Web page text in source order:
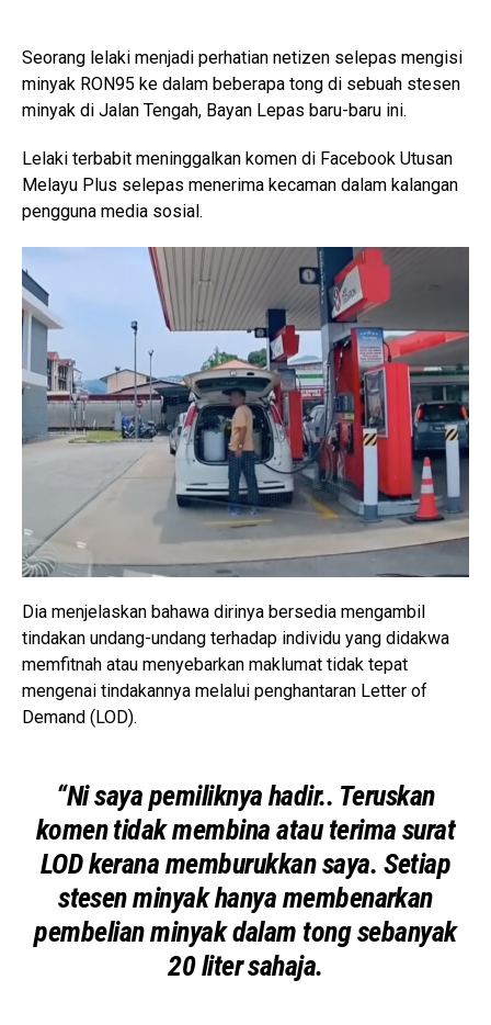
Seorang lelaki menjadi perhatian netizen selepas mengisi
minyak RON95 ke dalam beberapa tong di sebuah stesen
minyak di Jalan Tengah, Bayan Lepas baru-baru ini.
Lelaki terbabit meninggalkan komen di Facebook Utusan
Melayu Plus selepas menerima kecaman dalam kalangan
pengguna media sosial.
Dia menjelaskan bahawa dirinya bersedia mengambil
tindakan undang-undang terhadap individu yang didakwa
memfitnah atau menyebarkan maklumat tidak tepat
mengenai tindakannya melalui penghantaran Letter of
Demand (LOD).
“Ni saya pemiliknya hadir.. Teruskan
komen tidak membina atau terima surat
LOD kerana memburukkan saya. Setiap
stesen minyak hanya membenarkan
pembelian minyak dalam tong sebanyak
20 liter sahaja.